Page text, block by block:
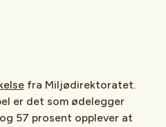
fra Miljødirektoratet.
er det som ødelegger
57 prosent opplever at